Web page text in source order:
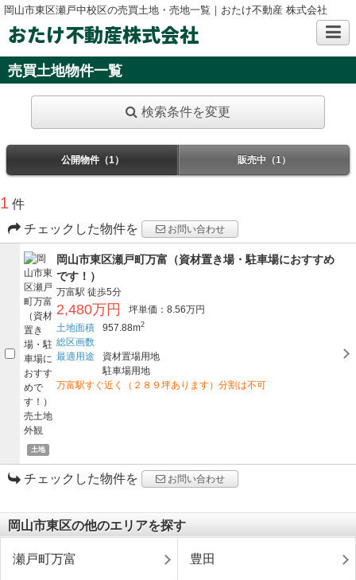
岡山市東区瀬戸中校区の売買土地・売地一覧｜おたけ不動産 株式会社
おたけ不動産株式会社
売買土地物件一覧
検索条件を変更
公開物件（1） 販売中（1）
1 件
チェックした物件を
お問い合わせ
土地
岡山市東区瀬戸町万富（資材置き場・駐車場におすすめ
です！）
万富駅 徒歩5分
2,480万円
坪単価：8.56万円
土地面積
957.88m2
総区画数
最適用途
資材置場用地
駐車場用地
万富駅すぐ近く（２８９坪あります）分割は不可
チェックした物件を お問い合わせ
岡山市東区の他のエリアを探す
瀬戸町万富 豊田